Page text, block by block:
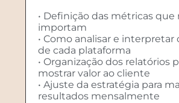
• Definição das métricas
importam
• Como analisar e interpretar
de cada plataforma
• Organização dos relatórios
mostrar valor ao cliente
• Ajuste da estratégia para
resultados mensalmente